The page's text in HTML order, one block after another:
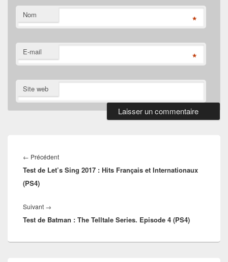
Nom *
E-mail *
Site web
de
l’article
← PrécédentArticle
précédent :
Test de Let’s Sing 2017 : Hits Français et Internationaux
(PS4)
Suivant →
suivant :
Test de Batman : The Telltale Series. Episode 4 (PS4)